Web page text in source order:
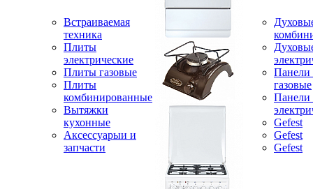
Встраиваемая
техника
Плиты
электрические
Плиты газовые
Плиты
комбинированные
Вытяжки
кухонные
Аксессуарыи и
запчасти
Панели
газовые
Панели
Gefest
Gefest
Gefest